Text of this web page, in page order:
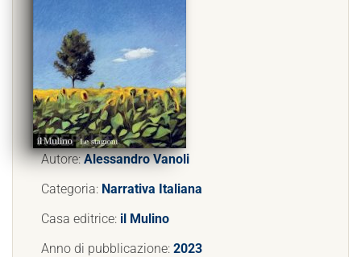
Autore:Alessandro Vanoli
Categoria: Narrativa Italiana
Casa editrice: il Mulino
Anno di pubblicazione: 2023